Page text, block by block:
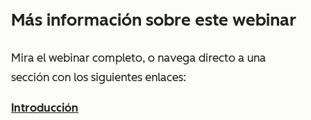
Más información sobre este webinar
Mira el webinar completo, o navega directo a una
sección con los siguientes enlaces:
Introducción